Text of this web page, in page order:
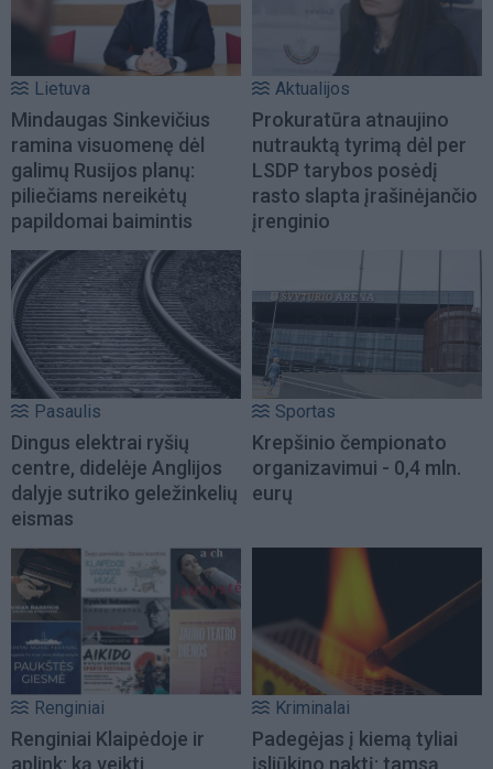
Lietuva
Mindaugas Sinkevičius
ramina visuomenę dėl
galimų Rusijos planų:
piliečiams nereikėtų
papildomai baimintis
Aktualijos
Prokuratūra atnaujino
nutrauktą tyrimą dėl per
LSDP tarybos posėdį
rasto slapta įrašinėjančio
įrenginio
Pasaulis
Dingus elektrai ryšių
centre, didelėje Anglijos
dalyje sutriko geležinkelių
eismas
Sportas
Krepšinio čempionato
organizavimui - 0,4 mln.
eurų
Renginiai
Renginiai Klaipėdoje ir
aplink: ką veikti
Kriminalai
Padegėjas į kiemą tyliai
įsliūkino naktį: tamsą